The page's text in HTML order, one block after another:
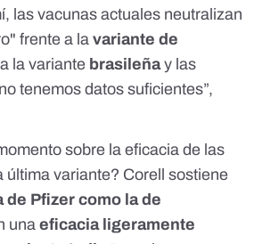
las vacunas actuales neutralizan
frente a la variante de
la variante brasileñay las
no tenemos datos suficientes”,
sobre la eficacia de las
última variante? Corell sostiene
de Pfizer como la de
una eficacia ligeramente